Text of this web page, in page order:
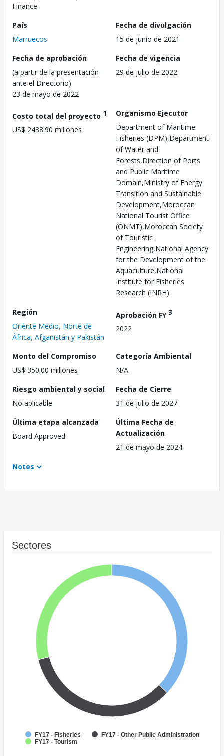
Finance
País
Marruecos
Fecha de divulgación
15 de junio de 2021
Fecha de aprobación
(a partir de la presentación
ante el Directorio)
23 de mayo de 2022
Fecha de vigencia
29 de julio de 2022
Costo total del proyecto 1
US$ 2438.90 millones
Organismo Ejecutor
Department of Maritime
Fisheries (DPM),Department
of Water and
Forests,Direction of Ports
and Public Maritime
Domain,Ministry of Energy
Transition and Sustainable
Development,Moroccan
National Tourist Office
(ONMT),Moroccan Society
of Touristic
Engineering,National Agency
for the Development of the
Aquaculture,National
Institute for Fisheries
Research (INRH)
Región
Oriente Medio, Norte de
África, Afganistán y Pakistán
Aprobación FY3
2022
Monto del Compromiso
US$ 350.00 millones
Categoría Ambiental
N/A
Riesgo ambiental y social
No aplicable
Fecha de Cierre
31 de julio de 2027
Última etapa alcanzada
Board Approved
Última Fecha de
Actualización
21 de mayo de 2024
Notes
Sectores
FY17 - Fisheries
FY17 - Other Public Administration
FY17 - Tourism